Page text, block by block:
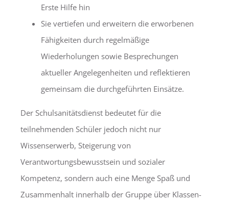
Erste Hilfe hin
Sie vertiefen und erweitern die erworbenen
Fähigkeiten durch regelmäßige
Wiederholungen sowie Besprechungen
aktueller Angelegenheiten und reflektieren
gemeinsam die durchgeführten Einsätze.
Der Schulsanitätsdienst bedeutet für die
teilnehmenden Schüler jedoch nicht nur
Wissenserwerb, Steigerung von
Verantwortungsbewusstsein und sozialer
Kompetenz, sondern auch eine Menge Spaß und
Zusammenhalt innerhalb der Gruppe über Klassen-